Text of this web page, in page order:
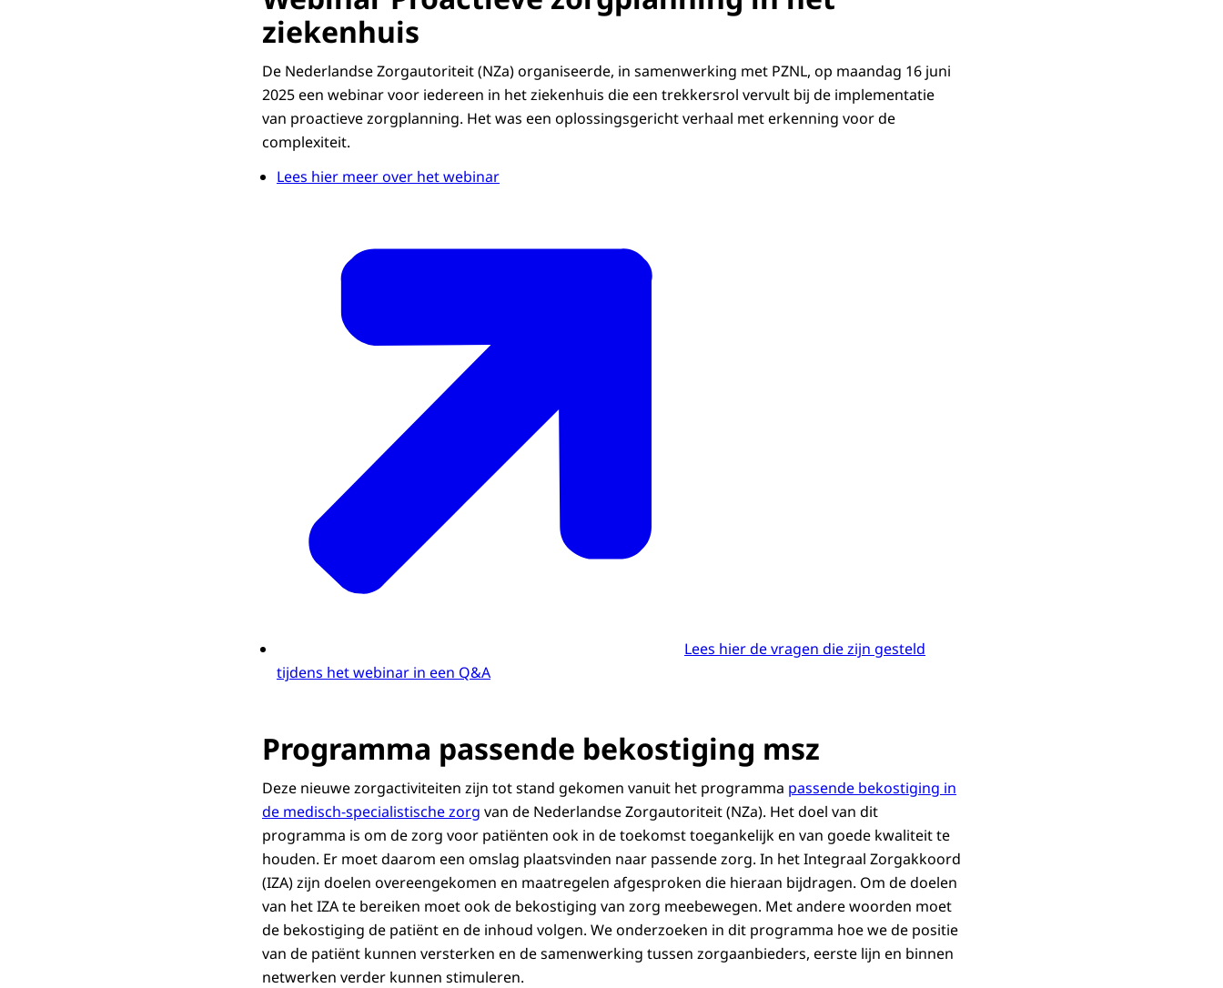
ziekenhuis
De Nederlandse Zorgautoriteit (NZa) organiseerde, in samenwerking met PZNL, op maandag 16 juni
2025 een webinar voor iedereen in het ziekenhuis die een trekkersrol vervult bij de implementatie
van proactieve zorgplanning. Het was een oplossingsgericht verhaal met erkenning voor de
complexiteit.
Lees hier meer over het webinar
Lees hier de vragen die zijn gesteld
tijdens het webinar in een Q&A
Programma passende bekostiging msz
Deze nieuwe zorgactiviteiten zijn tot stand gekomen vanuit het programma passende bekostiging in
de medisch-specialistische zorg van de Nederlandse Zorgautoriteit (NZa). Het doel van dit
programma is om de zorg voor patiënten ook in de toekomst toegankelijk en van goede kwaliteit te
houden. Er moet daarom een omslag plaatsvinden naar passende zorg. In het Integraal Zorgakkoord
(IZA) zijn doelen overeengekomen en maatregelen afgesproken die hieraan bijdragen. Om de doelen
van het IZA te bereiken moet ook de bekostiging van zorg meebewegen. Met andere woorden moet
de bekostiging de patiënt en de inhoud volgen. We onderzoeken in dit programma hoe we de positie
van de patiënt kunnen versterken en de samenwerking tussen zorgaanbieders, eerste lijn en binnen
netwerken verder kunnen stimuleren.